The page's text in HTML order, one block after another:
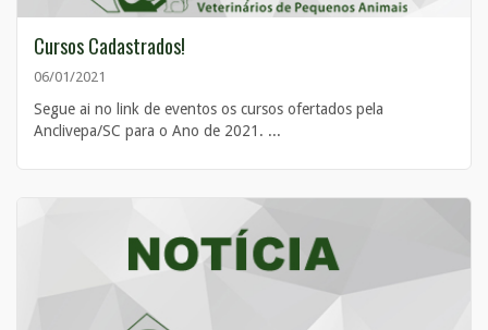
Cursos Cadastrados!
06/01/2021
Segue ai no link de eventos os cursos ofertados pela
Anclivepa/SC para o Ano de 2021. ...